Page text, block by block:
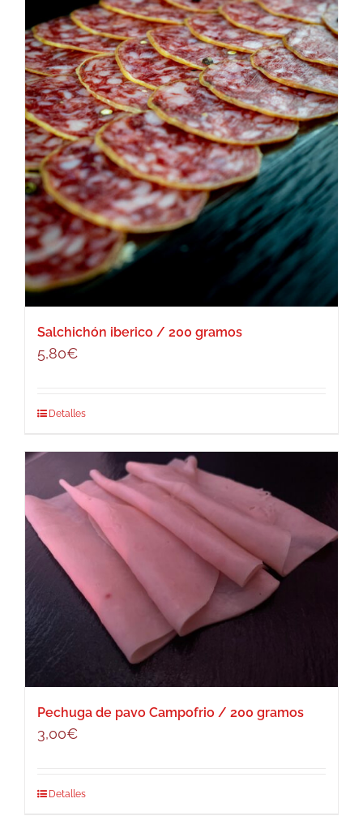
Salchichón iberico / 200 gramos
5,80€
Detalles
Pechuga de pavo Campofrio / 200 gramos
3,00€
Detalles